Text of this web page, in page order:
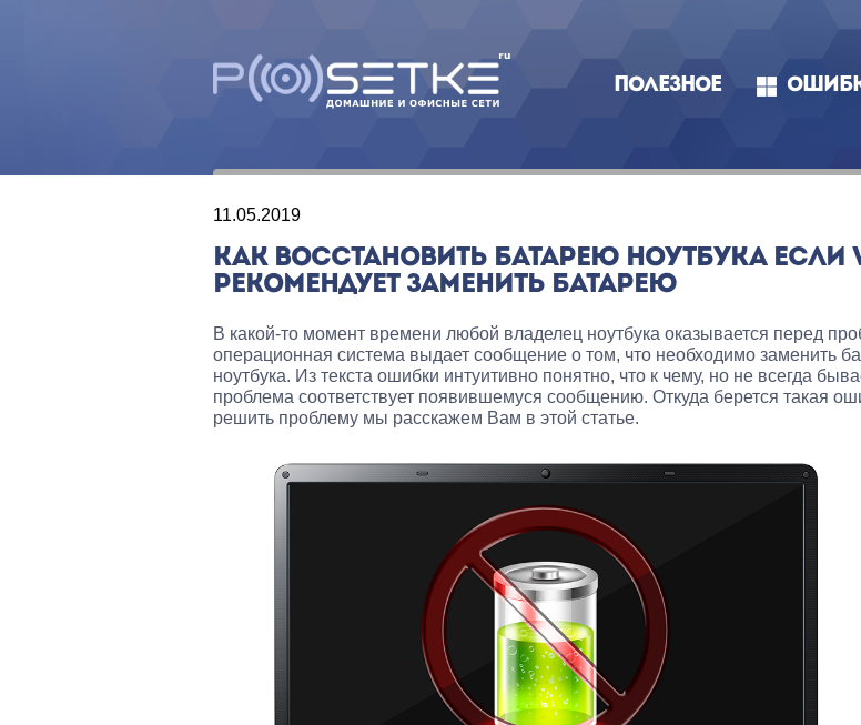
ПОЛЕЗНОЕ
11.05.2019
КАК ВОССТАНОВИТЬ БАТАРЕЮ НОУТБУКА ЕСЛИ
РЕКОМЕНДУЕТ ЗАМЕНИТЬ БАТАРЕЮ
В какой-то момент времени любой владелец ноутбука оказывается перед
операционная система выдает сообщение о том, что необходимо заменить
ноутбука. Из текста ошибки интуитивно понятно, что к чему, но не всегда
проблема соответствует появившемуся сообщению. Откуда берется такая
решить проблему мы расскажем Вам в этой статье.